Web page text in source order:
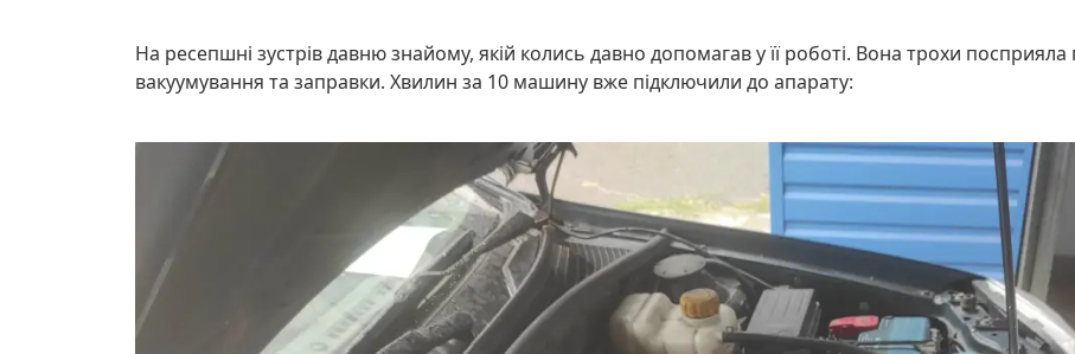
На ресепшні зустрів давню знайому, якій колись давно допомагав у її роботі. Вона трохи
вакуумування та заправки. Хвилин за 10 машину вже підключили до апарату: